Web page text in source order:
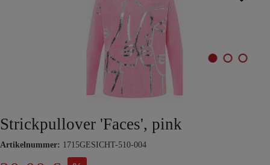
Strickpullover 'Faces', pink
Artikelnummer: 1715GESICHT-510-004